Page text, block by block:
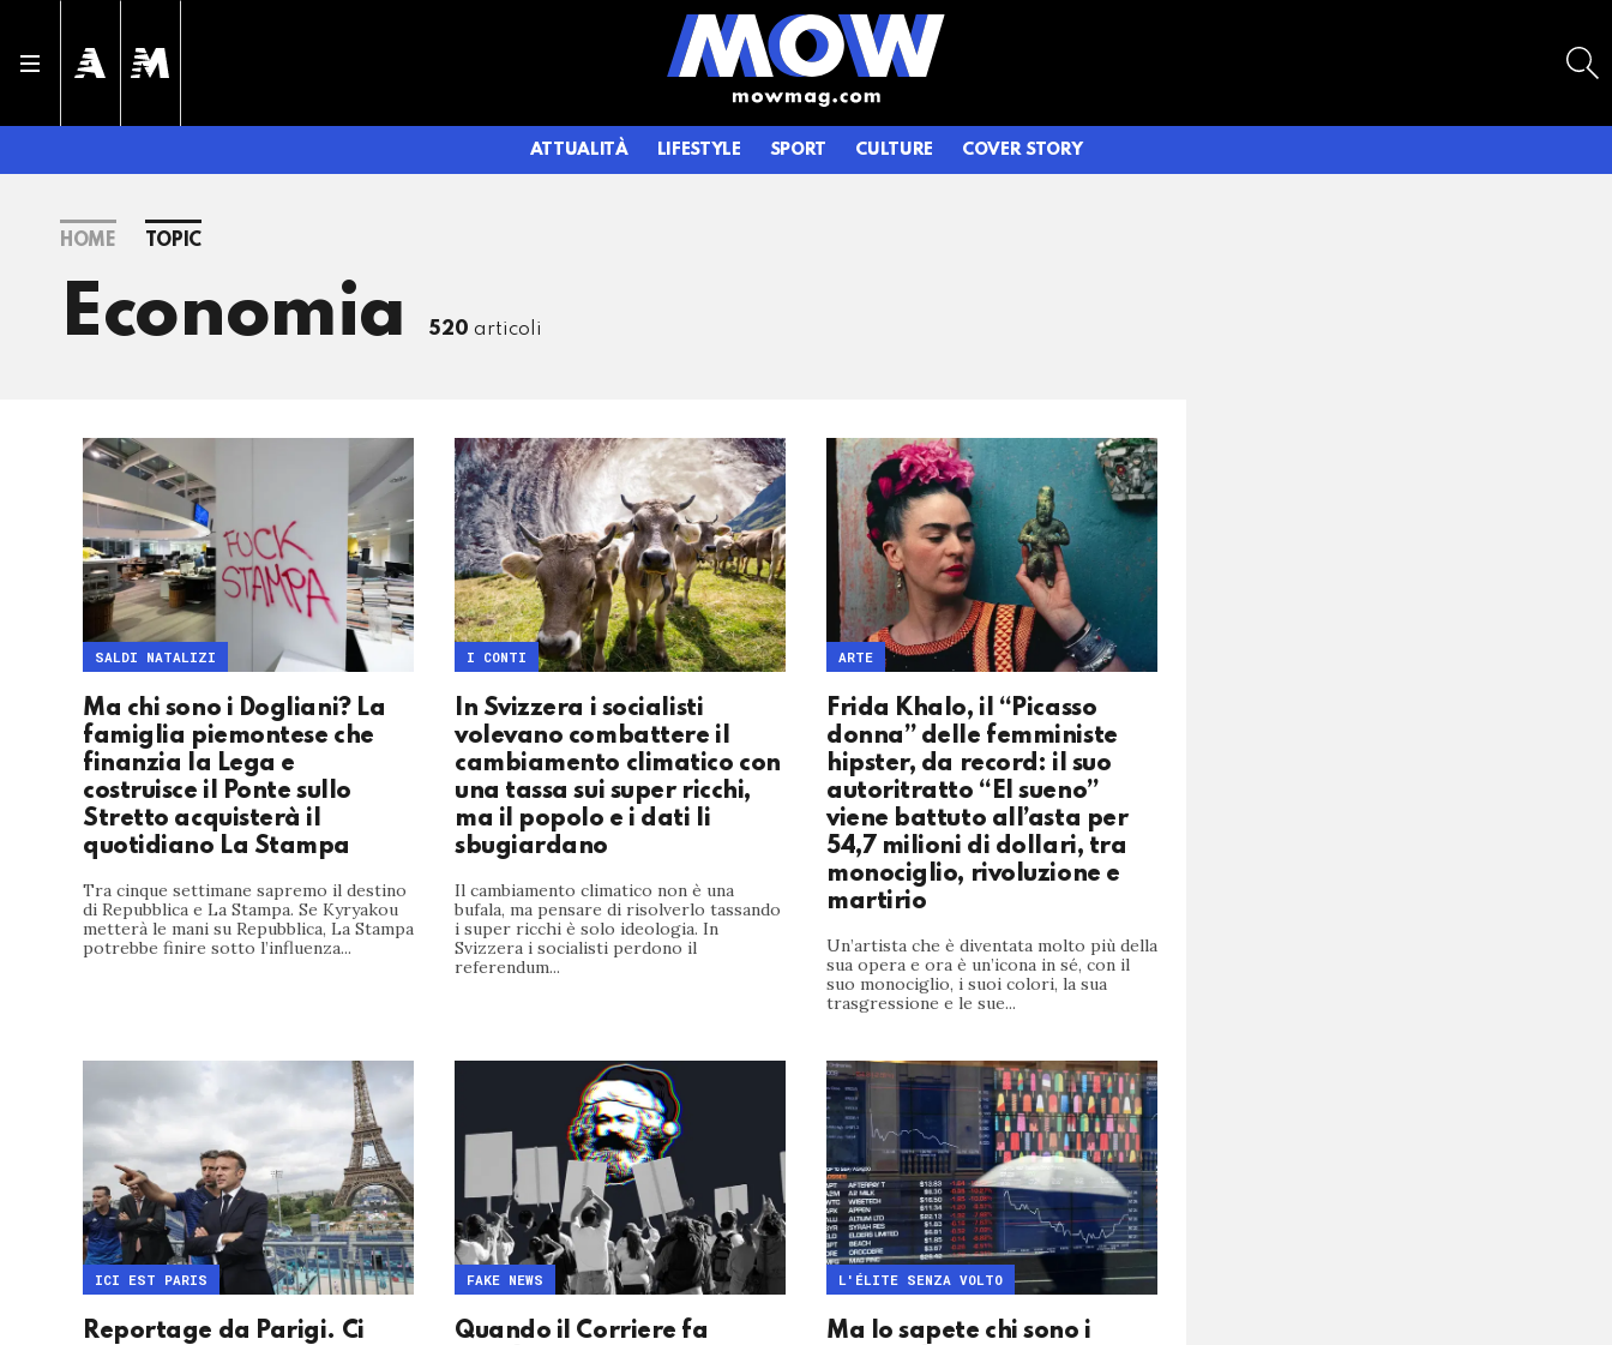
ATTUALITÀ LIFESTYLE SPORT CULTURE COVER STORY
HOME TOPIC
Economia 520 articoli
Ma chi sono i Dogliani? La
famiglia piemontese che
finanzia la Lega e
costruisce il Ponte sullo
Stretto acquisterà il
quotidiano La Stampa
Tra cinque settimane sapremo il destino
di Repubblica e La Stampa. Se Kyryakou
metterà le mani su Repubblica, La Stampa
potrebbe finire sotto l’influenza...
SALDI NATALIZI
In Svizzera i socialisti
volevano combattere il
cambiamento climatico con
una tassa sui super ricchi,
ma il popolo e i dati li
sbugiardano
Il cambiamento climatico non è una
bufala, ma pensare di risolverlo tassando
i super ricchi è solo ideologia. In
Svizzera i socialisti perdono il
referendum...
I CONTI
Frida Khalo, il “Picasso
donna” delle femministe
hipster, da record: il suo
autoritratto “El sueno”
viene battuto all’asta per
54,7 milioni di dollari, tra
monociglio, rivoluzione e
martirio
Un’artista che è diventata molto più della
sua opera e ora è un’icona in sé, con il
suo monociglio, i suoi colori, la sua
trasgressione e le sue...
ARTE
Reportage da Parigi. Ci
ICI EST PARIS
Quando il Corriere fa
FAKE NEWS
Ma lo sapete chi sono i
L'ÉLITE SENZA VOLTO